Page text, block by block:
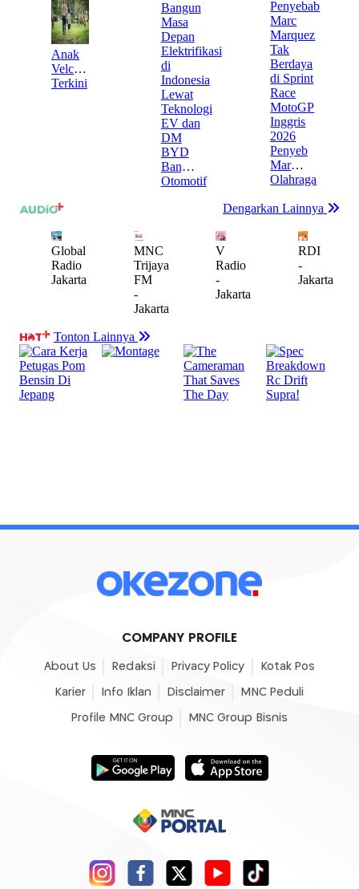
COMPANY PROFILE
About Us Redaksi Privacy Policy Kotak Pos
Karier Info Iklan Disclaimer MNC Peduli
Profile MNC Group MNC Group Bisnis